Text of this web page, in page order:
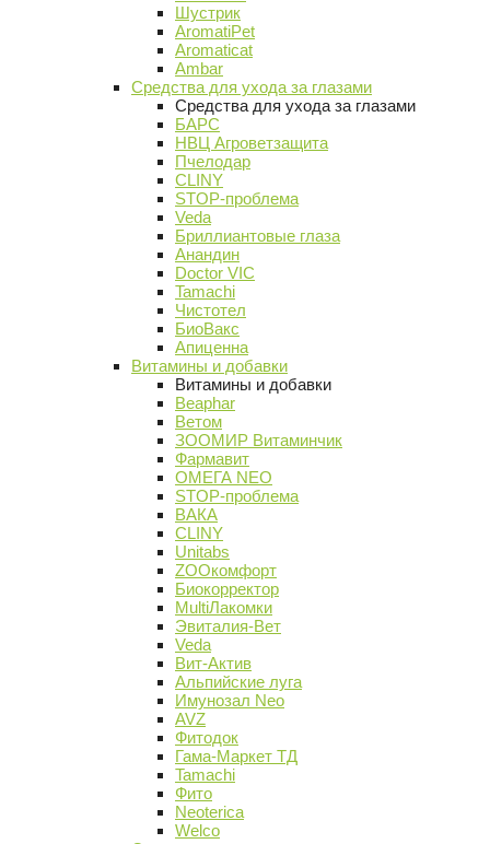
Шустрик
AromatiPet
Aromaticat
Ambar
Средства для ухода за глазами
Средства для ухода за глазами
БАРС
НВЦ Агроветзащита
Пчелодар
CLINY
STOP-проблема
Veda
Бриллиантовые глаза
Анандин
Doctor VIC
Tamachi
Чистотел
БиоВакс
Апиценна
Витамины и добавки
Витамины и добавки
Beaphar
Ветом
ЗООМИР Витаминчик
Фармавит
ОМЕГА NEO
STOP-проблема
ВАКА
CLINY
Unitabs
ZOOкомфорт
Биокорректор
MultiЛакомки
Эвиталия-Вет
Veda
Вит-Актив
Альпийские луга
Имунозал Neo
AVZ
Фитодок
Гама-Маркет ТД
Tamachi
Фито
Neoterica
Welco